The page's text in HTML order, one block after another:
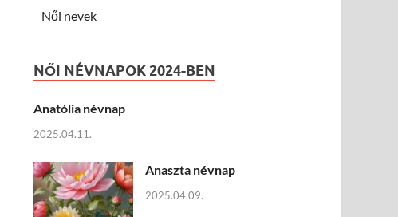
Női nevek
NŐI NÉVNAPOK 2024-BEN
Anatólia névnap
2025.04.11.
Anaszta névnap
2025.04.09.